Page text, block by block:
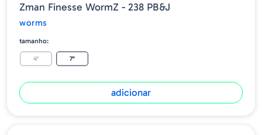
Zman Finesse WormZ - 238 PB&J
worms
tamanho:
4" 7"
adicionar